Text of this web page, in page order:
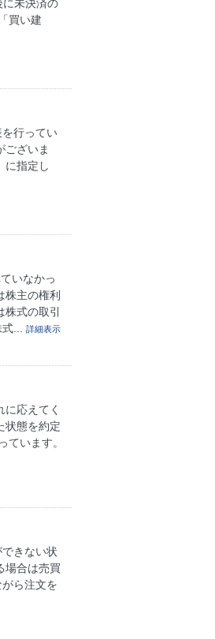
未決済の
買い建
行ってい
ございま
に指定し
いなかっ
主の権利
式の取引
...
詳細表示
応えてく
状態を約定
ています。
きない状
場合は売買
ら注文を